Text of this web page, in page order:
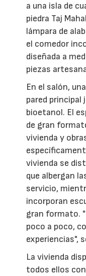
a una isla de
piedra Taj
lámpara de
el comedor
diseñada a
piezas
En el salón,
pared principal
bioetanol. El
de gran
vivienda y
vivienda se
que albergan
servicio,
incorporan
gran formato.
poco a poco,
experiencias",
La vivienda
todos ellos